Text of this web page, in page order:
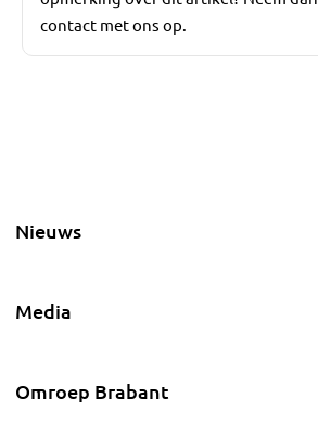
contact met ons op.
Nieuws
Media
Omroep Brabant